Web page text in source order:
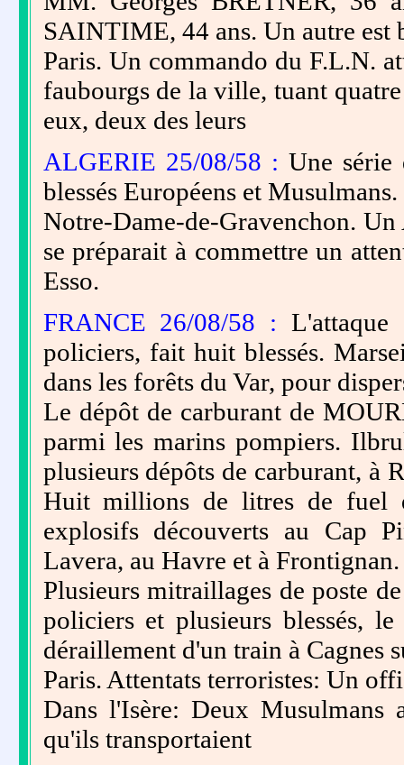
SAINTIME, 44 ans. Un autre est
Paris. Un commando du F.L.N.
faubourgs de la ville, tuant
eux, deux des leurs
ALGERIE 25/08/58 : Une série
blessés Européens et Musulmans.
Notre-Dame-de-Gravenchon.
se préparait à commettre un
Esso.
FRANCE 26/08/58 :
policiers, fait huit blessés.
dans les forêts du Var, pour
Le dépôt de carburant de
parmi les marins pompiers.
plusieurs dépôts de carburant, à
Huit millions de litres de fuel
explosifs découverts au Cap
Lavera, au Havre et à Frontignan.
Plusieurs mitraillages de poste
policiers et plusieurs blessés,
déraillement d'un train à Cagnes
Paris. Attentats terroristes: Un
Dans l'Isère: Deux Musulmans
qu'ils transportaient